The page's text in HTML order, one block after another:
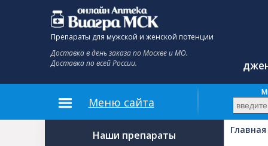
Препараты для мужской и женской потенции
Доставка в день заказа по Москве и МО.
Доставка по всей России.
Меню сайта
Наши препараты Главная